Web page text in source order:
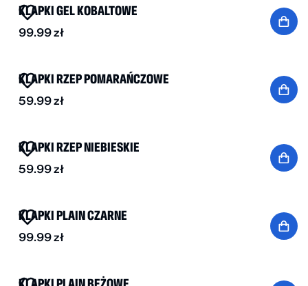
KLAPKI GEL KOBALTOWE
99.99zł
KLAPKI RZEP POMARAŃCZOWE
59.99zł
KLAPKI RZEP NIEBIESKIE
59.99zł
KLAPKI PLAIN CZARNE
99.99zł